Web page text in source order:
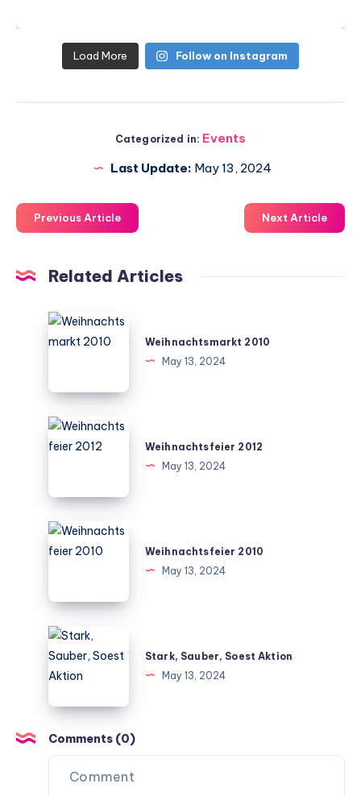
Load More Follow on Instagram
Categorized in: Events
Last Update: May 13, 2024
Previous Article Next Article
Related Articles
Weihnachtsmarkt
2010
Weihnachtsmarkt 2010
May 13, 2024
Weihnachtsfeier
2012
Weihnachtsfeier 2012
May 13, 2024
Weihnachtsfeier
2010
Weihnachtsfeier 2010
May 13, 2024
Stark,
Sauber,
Soest
Stark, Sauber, Soest Aktion
May 13, 2024
Comments (0)